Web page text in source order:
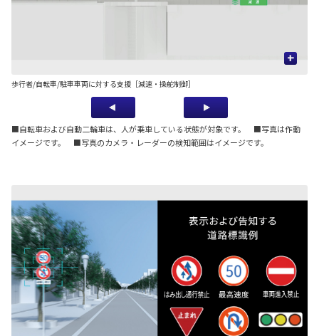
+
歩行者/自転車/駐車車両に対する支援［減速・操舵制御］
■自転車および自動二輪車は、人が乗車している状態が対象です。 ■写真は作動
イメージです。 ■写真のカメラ・レーダーの検知範囲はイメージです。